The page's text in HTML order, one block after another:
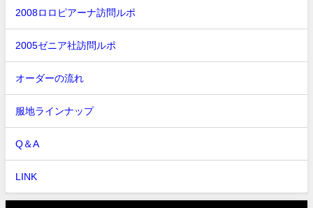
2008ロロピアーナ訪問ルポ
2005ゼニア社訪問ルポ
オーダーの流れ
服地ラインナップ
Q＆A
LINK